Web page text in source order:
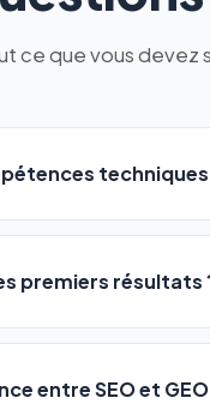
ce que vous devez
techniques
a été conçu pour
Pas de code,
votre activité, et le
premiers résultats
une
entre SEO et GEO